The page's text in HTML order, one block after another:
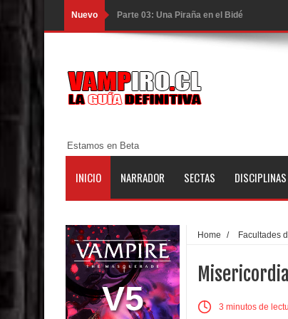
Nuevo Parte 02: Los Muertos Gobiernan a los
Parte 01: Escondido a Plena Luz
Parte 02: El Enemigo de mi Enemigo
Parte 06: Coletazos
Parte 02: Vuelve el Hijo Prodigo
Parte 01: El Comienzo
Parte 01: El Enemigo Interior
Exaltados y Muertos Vivientes
Estamos en Beta
INICIO NARRADOR SECTAS DISCIPLINAS
V5
Home / Facultades
Misericordia
3 minutos de